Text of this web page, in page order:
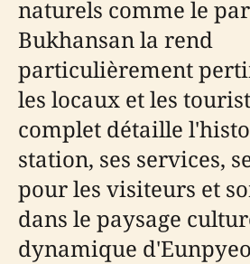
naturels comme le
Bukhansan la rend
particulièrement
les locaux et les
complet détaille
station, ses services,
pour les visiteurs et
dans le paysage
dynamique